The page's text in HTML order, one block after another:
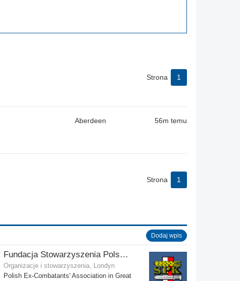
Strona 1
Aberdeen 56m temu
Strona 1
Dodaj wpis
Fundacja Stowarzyszenia Polskich Kombatantów w Wielkiej Brytanii
Organizacje i stowarzyszenia, Londyn
Polish Ex-Combatants' Association in Great